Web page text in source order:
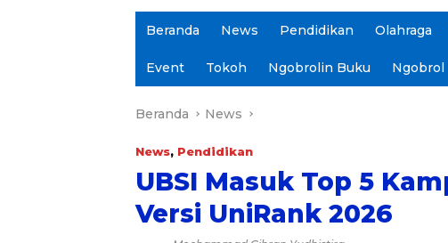
Beranda News Pendidikan Olahraga
Event Tokoh Ngobrolin Buku Ngobrol
Beranda News
News, Pendidikan
UBSI Masuk Top 5
Versi UniRank 2026